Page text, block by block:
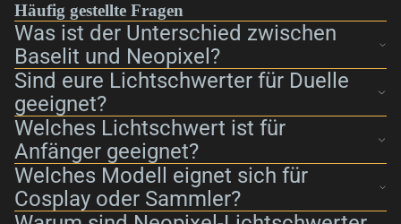
Häufig gestellte Fragen
Was ist der Unterschied zwischen
Baselit und Neopixel?
Sind eure Lichtschwerter für Duelle
geeignet?
Welches Lichtschwert ist für
Anfänger geeignet?
Welches Modell eignet sich für
Cosplay oder Sammler?